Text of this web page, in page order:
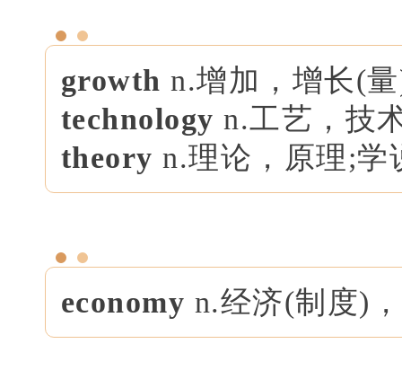
growth n.增加，增长(
technology n.工艺，技
theory n.理论，原理;学
economy n.经济(制度)